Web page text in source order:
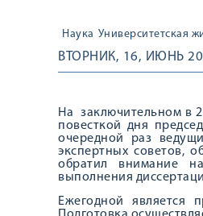
Наука Университетская
ВТОРНИК, 16, ИЮНЬ
На заключительном в
повесткой дня
очередной раз
экспертных советов,
обратил внимание
выполнения
Ежегодной является